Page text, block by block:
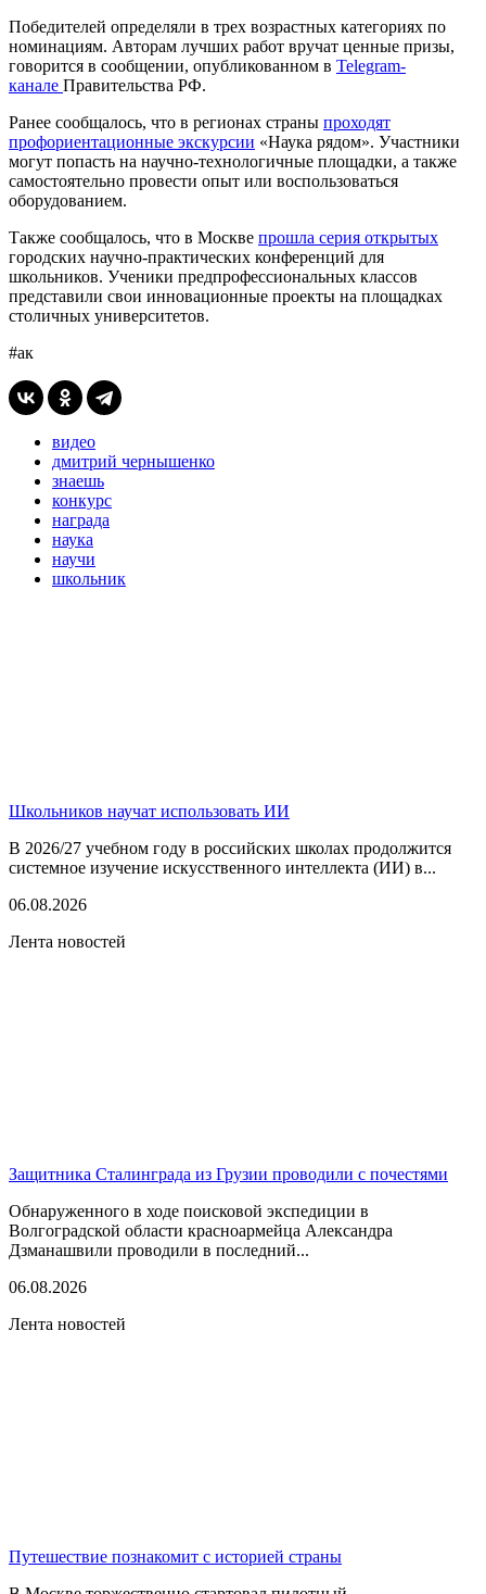
Победителей определяли в трех возрастных категориях по
номинациям. Авторам лучших работ вручат ценные призы,
говорится в сообщении, опубликованном в Telegram-
канале Правительства РФ.
Ранее сообщалось, что в регионах страны проходят
профориентационные экскурсии «Наука рядом». Участники
могут попасть на научно-технологичные площадки, а также
самостоятельно провести опыт или воспользоваться
оборудованием.
Также сообщалось, что в Москве прошла серия открытых
городских научно-практических конференций для
школьников. Ученики предпрофессиональных классов
представили свои инновационные проекты на площадках
столичных университетов.
#ак
видео
дмитрий чернышенко
знаешь
конкурс
награда
наука
научи
школьник
Школьников научат использовать ИИ
В 2026/27 учебном году в российских школах продолжится
системное изучение искусственного интеллекта (ИИ) в...
06.08.2026
Лента новостей
Защитника Сталинграда из Грузии проводили с почестями
Обнаруженного в ходе поисковой экспедиции в
Волгоградской области красноармейца Александра
Дзманашвили проводили в последний...
06.08.2026
Лента новостей
Путешествие познакомит с историей страны